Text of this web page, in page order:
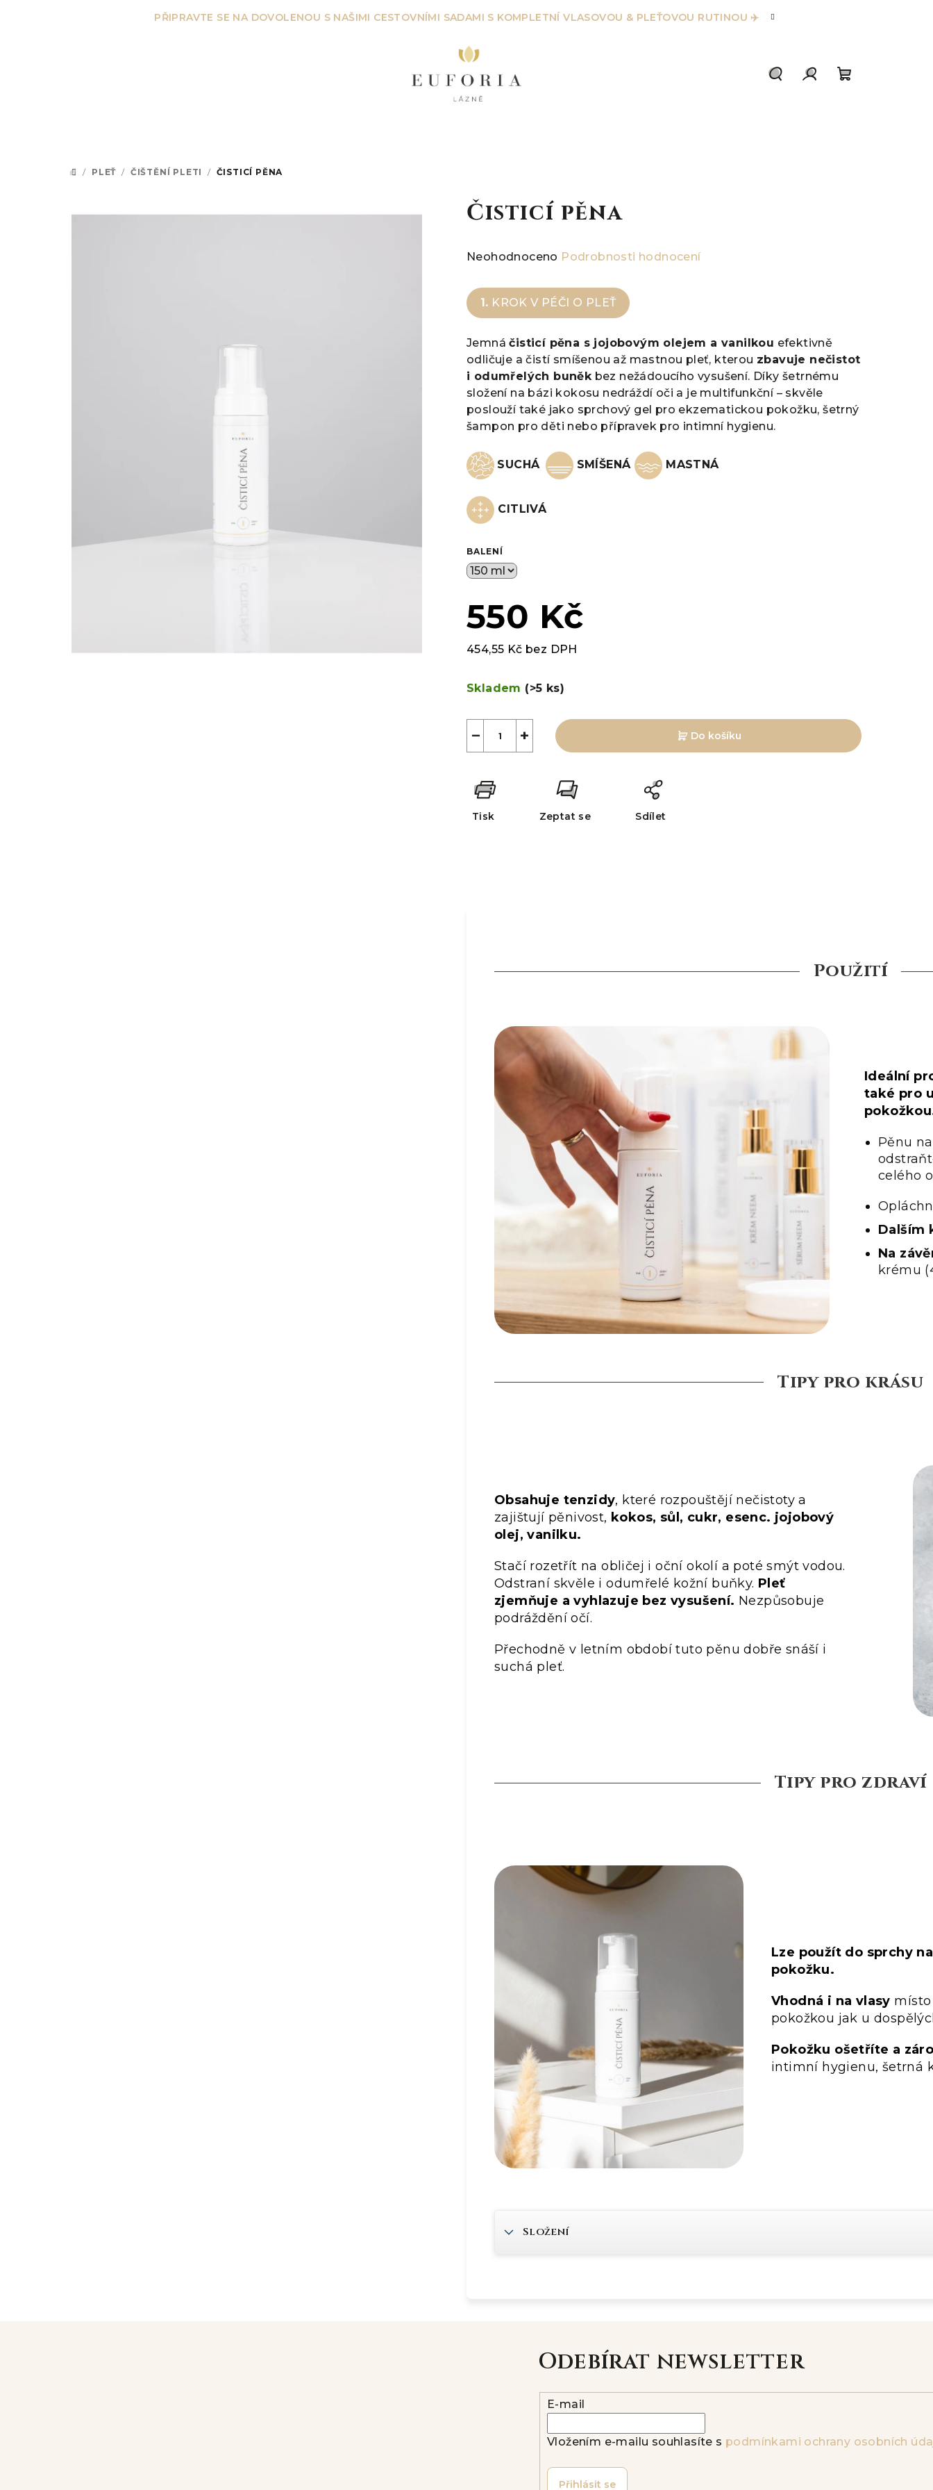
PŘIPRAVTE SE NA DOVOLENOU S NAŠIMI CESTOVNÍMI SADAMI S KOMPLETNÍ VLASOVOU & PLEŤOVOU RUTINOU ✈️
DOMŮ
/ PLEŤ / ČIŠTĚNÍ PLETI / ČISTICÍ PĚNA
Čisticí pěna
Průměrné
produktu
je
0,0
z
5
hvězdiček.
Neohodnoceno Podrobnosti hodnocení
1. KROK V PÉČI O PLEŤ
Jemnáčisticí pěna s jojobovým olejem a vanilkou efektivně
odličuje a čistí smíšenou až mastnou pleť, kterou zbavuje nečistot
i odumřelých buněkbez nežádoucího vysušení. Díky šetrnému
složení na bázi kokosu nedráždí oči a je multifunkční – skvěle
poslouží také jako sprchový gel pro ekzematickou pokožku, šetrný
šampon pro děti nebo přípravek pro intimní hygienu.
SUCHÁ SMÍŠENÁ MASTNÁ
CITLIVÁ
BALENÍ
550 Kč
454,55 Kč bez DPH
cena:
Skladem (>5 ks)
+
− Do košíku
Tisk Zeptat se Sdílet
Použití
Ideální
také pro
Pěnu
celého
Dalším
Na
krému
Tipy pro krásu
Obsahuje tenzidy, které rozpouštějí nečistoty a
zajištují pěnivost, kokos, sůl, cukr, esenc. jojobový
olej, vanilku.
Stačí rozetřít na obličej i oční okolí a poté smýt vodou.
Odstraní skvěle i odumřelé kožní buňky. Pleť
zjemňuje a vyhlazuje bez vysušení. Nezpůsobuje
podráždění očí.
Přechodně v letním období tuto pěnu dobře snáší i
suchá pleť.
Tipy pro zdraví
Lze použít do sprchy
pokožku.
Vhodná i na vlasy
pokožkou jak u
Pokožku ošetříte a
intimní hygienu, šetrná
Složení
Odebírat newsletter
E-mail
Vložením e-mailu souhlasíte s podmínkami ochrany osobních
Přihlásit se